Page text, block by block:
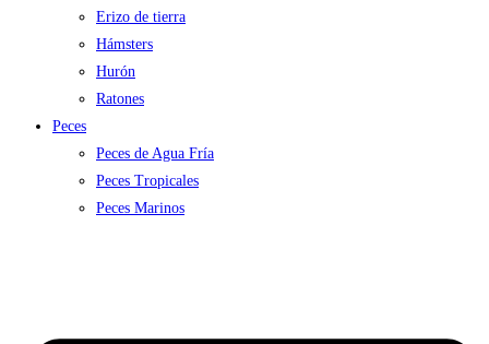
Erizo de tierra
Hámsters
Hurón
Ratones
Peces
Peces de Agua Fría
Peces Tropicales
Peces Marinos